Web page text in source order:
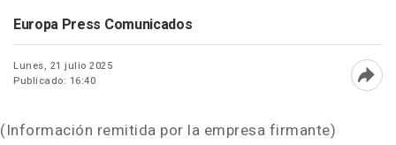
Europa Press Comunicados
Lunes, 21 julio 2025
Publicado: 16:40
(Información remitida por la empresa firmante)